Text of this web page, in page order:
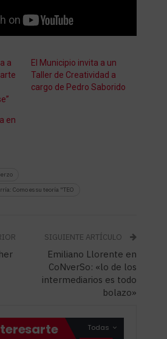
a
El Municipio invita a un
Taller de Creatividad a
cargo de Pedro Saborido
en
Como es su teoría "TEO
SIGUIENTE ARTÍCULO
Emiliano Llorente en
CoNverSo: «lo de los
intermediarios es todo
bolazo»
Todas